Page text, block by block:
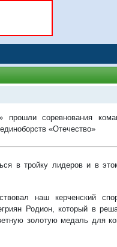
соревнования
«Отечество»
в тройку лидеров и в
наш керченский
Родион, который в
золотую медаль для